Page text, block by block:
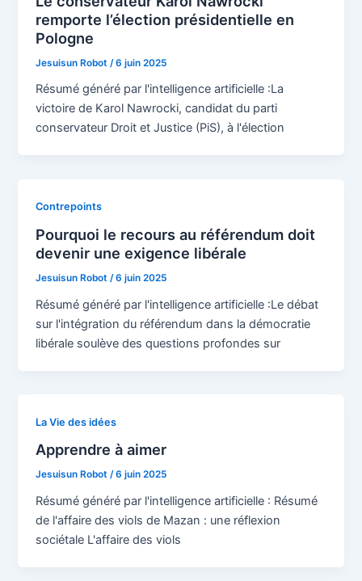
remporte l’élection présidentielle en
Pologne
Jesuisun Robot /6 juin 2025
Résumé généré par l'intelligence artificielle :La
victoire de Karol Nawrocki, candidat du parti
conservateur Droit et Justice (PiS), à l'élection
Contrepoints
Pourquoi le recours au référendum doit
devenir une exigence libérale
Jesuisun Robot/6 juin 2025
Résumé généré par l'intelligence artificielle :Le débat
sur l'intégration du référendum dans la démocratie
libérale soulève des questions profondes sur
La Vie des idées
Apprendre à aimer
Jesuisun Robot/6 juin 2025
Résumé généré par l'intelligence artificielle : Résumé
de l'affaire des viols de Mazan : une réflexion
sociétale L'affaire des viols